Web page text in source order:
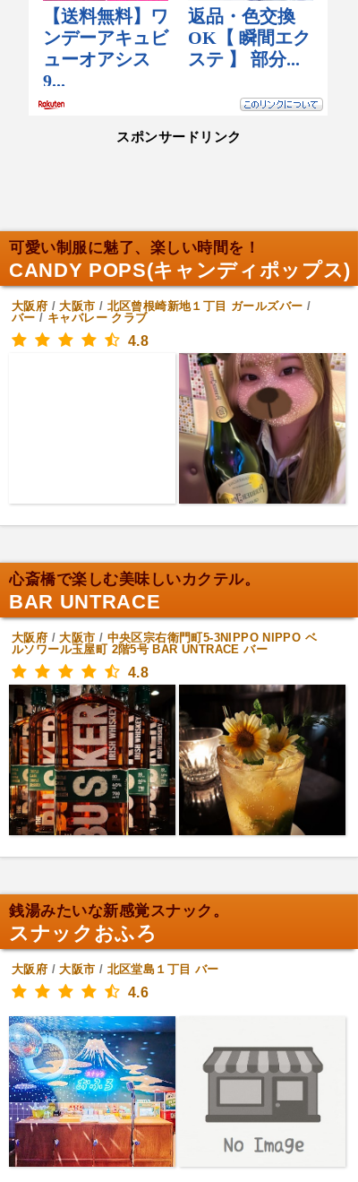
スポンサードリンク
可愛い制服に魅了、楽しい時間を！
CANDY POPS(キャンディポップス)
大阪府 /大阪市 / 北区曾根崎新地１丁目 ガールズバー /
バー / キャバレー クラブ
4.8
心斎橋で楽しむ美味しいカクテル。
BAR UNTRACE
大阪府 /大阪市 / 中央区宗右衛門町5-3NIPPO NIPPO ベ
ルソワール玉屋町 2階5号 BAR UNTRACE バー
4.8
銭湯みたいな新感覚スナック。
スナックおふろ
大阪府 /大阪市 / 北区堂島１丁目 バー
4.6